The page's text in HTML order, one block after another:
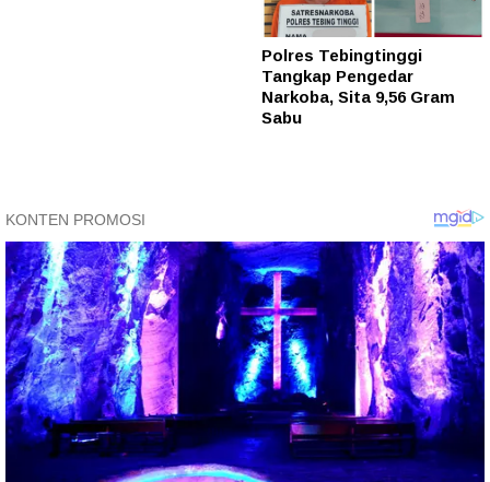
Polres Tebingtinggi
Tangkap Pengedar
Narkoba, Sita 9,56 Gram
Sabu